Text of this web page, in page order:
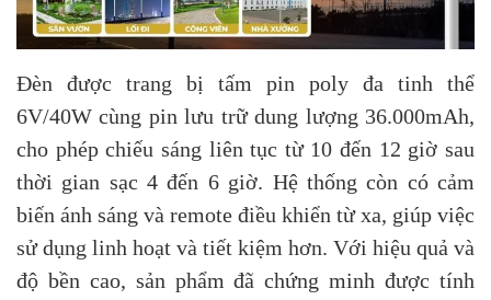
Đèn được trang bị tấm pin poly đa tinh thể
6V/40W cùng pin lưu trữ dung lượng 36.000mAh,
cho phép chiếu sáng liên tục từ 10 đến 12 giờ sau
thời gian sạc 4 đến 6 giờ. Hệ thống còn có cảm
biến ánh sáng và remote điều khiển từ xa, giúp việc
sử dụng linh hoạt và tiết kiệm hơn. Với hiệu quả và
độ bền cao, sản phẩm đã chứng minh được tính